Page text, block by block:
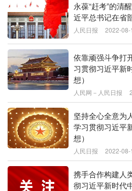
永葆“赶考”的
近平总书记在省
人民日报 2022-08-
依靠顽强斗争打
习贯彻习近平新
想）
人民网－人民日报
坚持全心全意为
学习贯彻习近平
想）
人民日报 2022-08-
携手合作构建人
彻习近平新时代